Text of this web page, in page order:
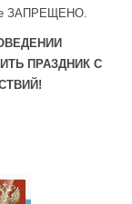
ЗАПРЕЩЕНО.
ПРАЗДНИК С